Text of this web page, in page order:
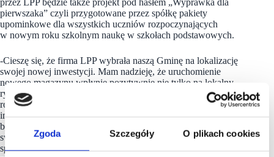
Zgoda Szczegóły O plikach cookies
pierwszaka” czyli przygotowane przez spółkę pakiety
upominkowe dla wszystkich uczniów rozpoczynających
w nowym roku szkolnym naukę w szkołach podstawowych.
-Cieszę się, że firma LPP wybrała naszą Gminę na lokalizację
swojej nowej inwestycji. Mam nadzieję, że uruchomienie
nowego magazynu wpłynie pozytywnie nie tylko na lokalny
rynek pracy, ale stanie się również impulsem do dalszego
rozwoju całego regionu. Co więcej, podpisany dzisiaj list
intencyjny o współpracy to dla nas jasny sygnał, że LPP chce
być inwestorem, który będzie angażował się nie tylko w rozwój
swojego biznesu, ale stanie się ważnym uczestnikiem życia
społecznego naszej gminy, z korzyścią dla jej mieszkańców –